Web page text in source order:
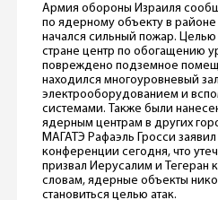
Армия обороны Израиля
по ядерному объекту в
начался сильный пожар.
стране центр по обогащению
повреждено подземное
находился многоуровневый
электрооборудованием и
системами. Также были
ядерным центрам в других
МАГАТЭ Рафаэль Гросси
конференции сегодня, что
призвал Иерусалим и Тегеран
словам, ядерные объекты
становиться целью атак.